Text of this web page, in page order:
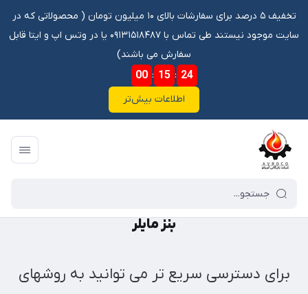
تخفیف ۵ درصد برای سفارشات بالای ۱۰ میلیون تومان ‌‌(‌‌ محصولاتی که در
سایت موجود نیستند طی تماس با ۰۹۱۳۱۵۱۸۴۸۷ یا در وتس اپ و ایتا قابل
سفارش می باشند)
00 : 15 : 24
اطلاعات بیش‌تر
فروشگاه آنلاین آوروکو
بنز مایلر
برای دسترسی سریع تر می توانید به روشهای